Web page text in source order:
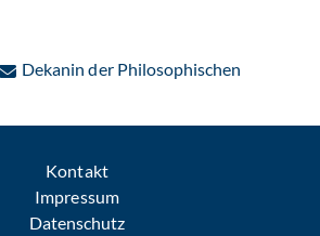
Dekanin der Philosophischen
Kontakt
Impressum
Datenschutz